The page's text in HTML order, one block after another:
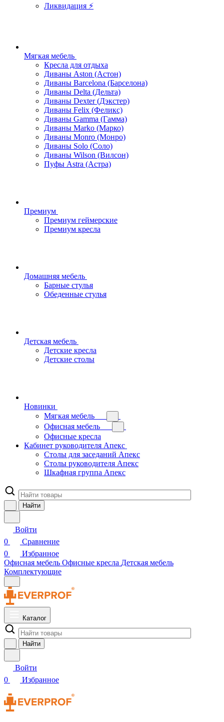
Ликвидация ⚡
Мягкая мебель
Кресла для отдыха
Диваны Aston (Астон)
Диваны Barcelona (Барселона)
Диваны Delta (Дельта)
Диваны Dexter (Дэкстер)
Диваны Felix (Феликс)
Диваны Gamma (Гамма)
Диваны Marko (Марко)
Диваны Monro (Монро)
Диваны Solo (Соло)
Диваны Wilson (Вилсон)
Пуфы Astra (Астра)
Премиум
Премиум геймерские
Премиум кресла
Домашняя мебель
Барные стулья
Обеденные стулья
Детская мебель
Детские кресла
Детские столы
Новинки
Мягкая мебель
Офисная мебель
Офисные кресла
Кабинет руководителя Апекс
Столы для заседаний Апекс
Столы руководителя Апекс
Шкафная группа Апекс
Найти
Войти
0
Сравнение
0
Избранное
Офисная мебель Офисные кресла Детская мебель
Комплектующие
Каталог
Найти
Войти
0
Избранное